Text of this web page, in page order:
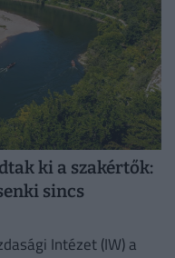
ki a szakértők:
sincs
Intézet (IW) a